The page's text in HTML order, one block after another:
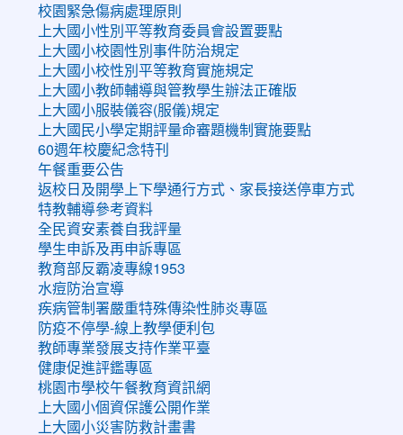
校園緊急傷病處理原則
上大國小性別平等教育委員會設置要點
上大國小校園性別事件防治規定
上大國小校性別平等教育實施規定
上大國小教師輔導與管教學生辦法正確版
上大國小服裝儀容(服儀)規定
上大國民小學定期評量命審題機制實施要點
60週年校慶紀念特刊
午餐重要公告
返校日及開學上下學通行方式、家長接送停車方式
特教輔導參考資料
全民資安素養自我評量
學生申訴及再申訴專區
教育部反霸凌專線1953
水痘防治宣導
疾病管制署嚴重特殊傳染性肺炎專區
防疫不停學-線上教學便利包
教師專業發展支持作業平臺
健康促進評鑑專區
桃園市學校午餐教育資訊網
上大國小個資保護公開作業
上大國小災害防救計畫書